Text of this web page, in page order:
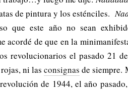
de pintura y los esténciles.
que este año no sean
acordé de que en la
revolucionarios el pasado 21
ni lasconsignas de siempre.
de 1944, el año